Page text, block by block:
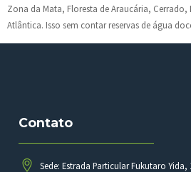
Zona da Mata, Floresta de Araucária, Cerrado,
Atlântica. Isso sem contar reservas de água
Contato
Sede: Estrada Particular Fukutaro